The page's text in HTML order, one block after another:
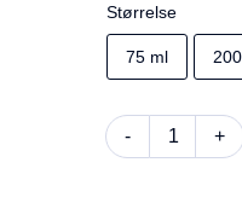
Størrelse
75 ml
- +